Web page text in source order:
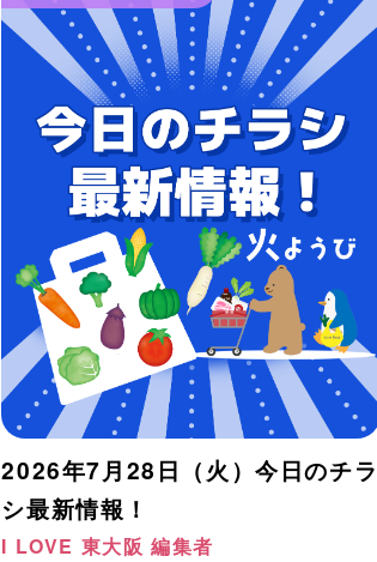
2026年7月28日（火）今日のチラ
シ最新情報！
I LOVE 東大阪 編集者